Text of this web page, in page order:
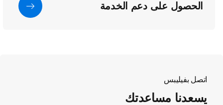
الحصول على دعم الخدمة
اتصل بفيليبس
يسعدنا مساعدتك